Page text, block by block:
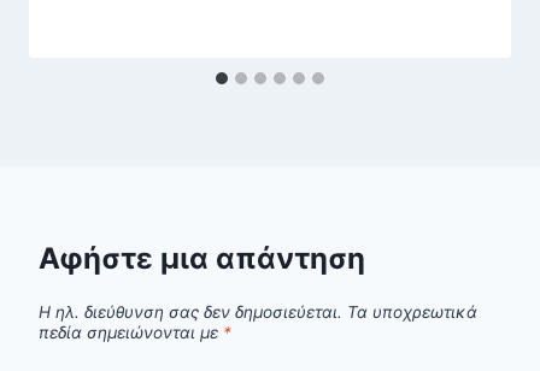
Αφήστε μια απάντηση
Η ηλ. διεύθυνση σας δεν δημοσιεύεται. Τα υποχρεωτικά
πεδία σημειώνονται με *